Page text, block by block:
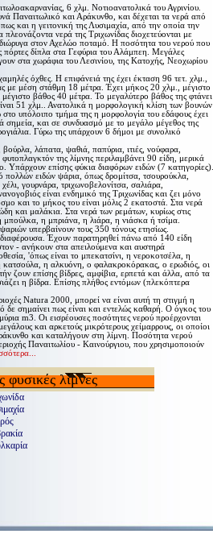
6 χλμ. Νοτιοανατολικά του Αγρινίου.
Παναιτωλικό και Αράκυνθο, και δέχεται τα νερά από
και η γειτονική της Λυσιμαχία, από την οποία την
νερά της Τριχωνίδας διοχετεύονται με
στον Αχελώο ποταμό. Η ποσότητα του νερού που
πόρτες δίπλα στα Γεφύρια του Αλάμπεη. Μεγάλες
στα χωράφια του Λεσινίου, της Κατοχής, Νεοχωρίου
όχθες. Η επιφάνειά της έχει έκταση 96 τετ. χλμ.,
με μέση στάθμη 18 μέτρα. Έχει μήκος 20 χλμ., μέγιστο
βάθος 40 μέτρα. Το μεγαλύτερο βάθος της φτάνει
51 χλμ.. Ανατολικά η μορφολογική κλίση των βουνών
υπόλοιπο τμήμα της η μορφολογία του εδάφους έχει
και σε συνδυασμό με το μεγάλο μέγεθος της
Γύρω της υπάρχουν 6 δήμοι με συνολικό
λάπατα, ψαθιά, παπύρια, ιτιές, νούφαρα,
της λίμνης περιλαμβάνει 90 είδη, μερικά
Υπάρχουν επίσης φύκια διαφόρων ειδών (7 κατηγορίες).
πολλών ειδών ψάρια, όπως δρομίτσα, τσουρούκλα,
γουρνάρα, τριχωνοβελονίτσα, σαλιάρα,
είναι ενδημικό της Τριχωνίδας και ζει μόνο
και το μήκος του είναι μόλις 2 εκατοστά. Στα νερά
και μαλάκια. Στα νερά των ρεμάτων, κυρίως στις
η μπριάνα, η λιάρα, η νιάσκα ή τσίμα.
υπερβαίνουν τους 350 τόνους ετησίως.
Έχουν παρατηρηθεί πάνω από 140 είδη
- ανήκουν στα απειλούμενα και αυστηρά
'όπως είναι το μπεκατσίνι, η νεροκοτσέλα, η
κατσούλα, η αλκυόνη, ο φαλακροκόρακας, ο ερωδιός, οι
ζουν επίσης βίδρες, αμφίβια, ερπετά και άλλα, από τα
η βίδρα. Επίσης πλήθος εντόμων (πλεκόπτερα
Natura 2000, μπορεί να είναι αυτή τη στιγμή η
δε σημαίνει πως είναι και εντελώς καθαρή. Ο όγκος του
m3. Οι εισρέουσες ποσότητες νερού προέρχονται
και αρκετούς μικρότερους χείμαρρους, οι οποίοι
και καταλήγουν στη λίμνη. Ποσότητα νερού
Παναιτωλίου - Καινούργιου, που χρησιμοποιούν
φυσικές λίμνες